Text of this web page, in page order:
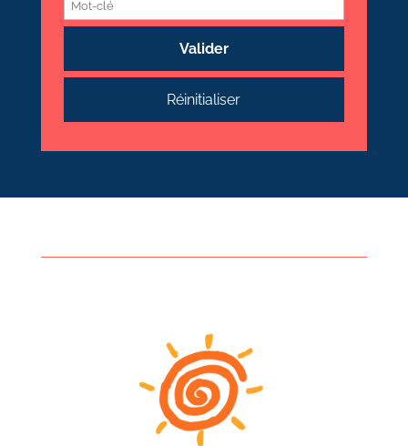
Valider
Réinitialiser